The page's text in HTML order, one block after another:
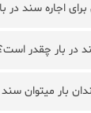
برای اجاره سند در
در بار چقدر
بار میتوان